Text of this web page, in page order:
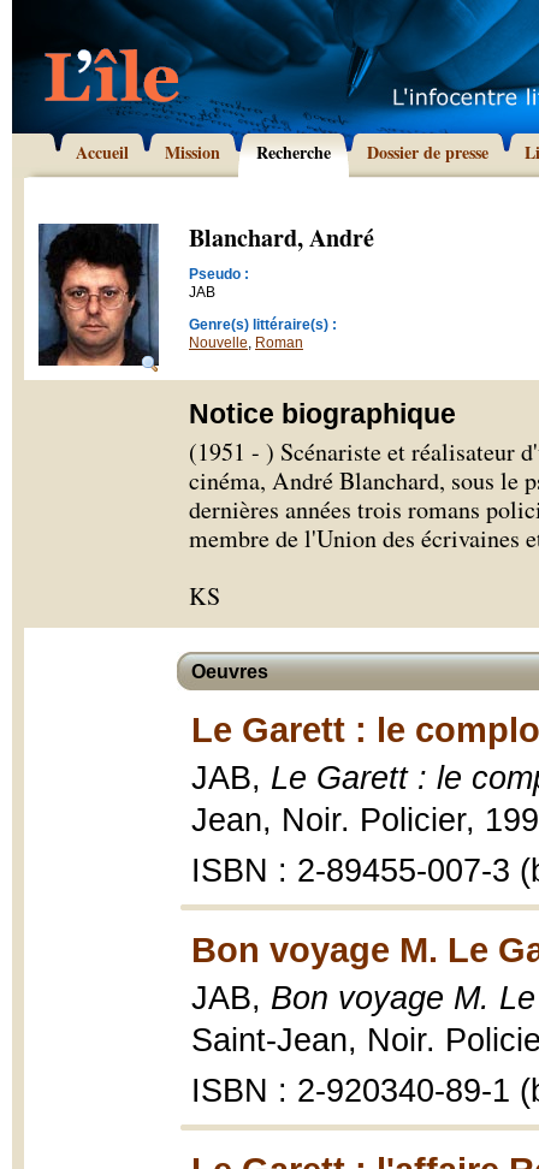
Accueil Mission Recherche Dossier de presse
Blanchard, André
Pseudo :
JAB
Genre(s) littéraire(s) :
Nouvelle, Roman
Notice biographique
(1951 - ) Scénariste et réalisateur
cinéma, André Blanchard, sous le
dernières années trois romans
membre de l'Union des écrivaines
KS
Oeuvres
Le Garett : le
JAB, Le Garett : le
Jean, Noir. Policier,
ISBN : 2-89455-007-3
Bon voyage M. Le
JAB, Bon voyage M.
Saint-Jean, Noir.
ISBN : 2-920340-89-1